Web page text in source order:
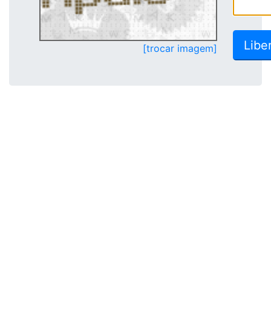
[trocar imagem]